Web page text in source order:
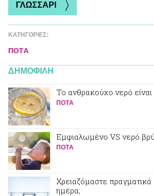
ΓΛΩΣΣΑΡΙ
ΚΑΤΗΓΟΡΙΕΣ:
ΠΟΤA
ΔΗΜΟΦΙΛΗ
Το ανθρακούχο νερό είναι
ΠΟΤA
Εμφιαλωμένο VS νερό
ΠΟΤA
Χρειαζόμαστε πραγματικά
ημέρα;